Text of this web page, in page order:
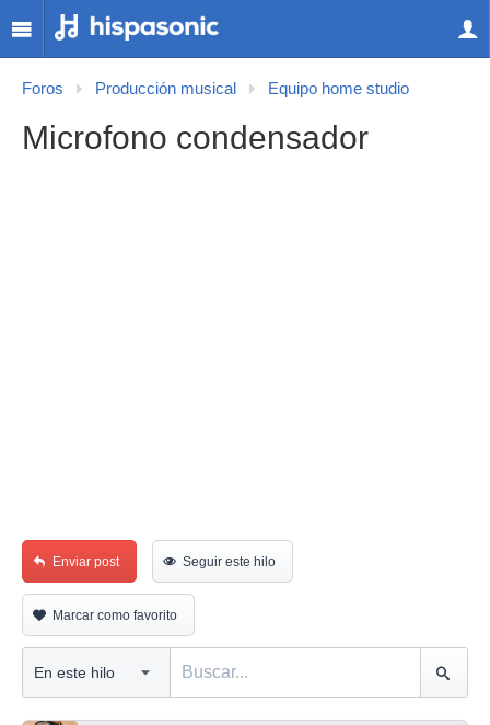
Foros Producción musical Equipo home studio
Microfono condensador
Enviar post Seguir este hilo
Marcar como favorito